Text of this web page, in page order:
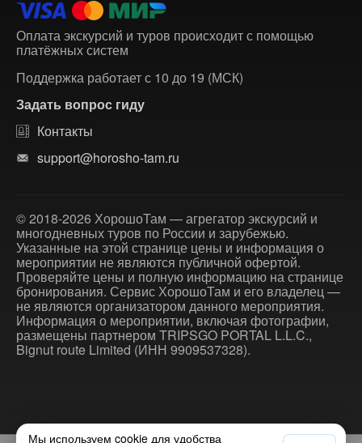
Оплата экскурсий и туров происходит с помощью
платёжных систем
Поддержка работает с 10 до 19 (МСК)
Задать вопрос гиду
Контакты
support@horosho-tam.ru
© 2018-2026 ХорошоТам — агрегатор экскурсий и
многодневных туров по России и зарубежью.
Указанные на этой странице цены и информация о
мероприятии не являются публичной офертой.
Проверяйте цены и полную информацию на странице
бронирования. Сервис ХорошоТам и его владелец —
не являются организатором данного мероприятия.
Информация о мероприятии, включая фотографии,
размещены партнером TRIPSGO PORTAL L.L.C.,
Bignut route Limited (ИНН 9909537328).
Мы используем cookie для удобства